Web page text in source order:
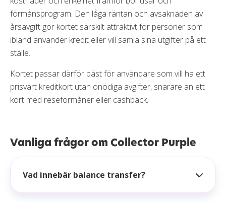
förmånsprogram. Den låga räntan och avsaknaden av
årsavgift gör kortet särskilt attraktivt för personer som
ibland använder kredit eller vill samla sina utgifter på ett
ställe.
Kortet passar därför bäst för användare som vill ha ett
prisvärt kreditkort utan onödiga avgifter, snarare än ett
kort med reseförmåner eller cashback.
Vanliga frågor om Collector Purple
Vad innebär balance transfer?